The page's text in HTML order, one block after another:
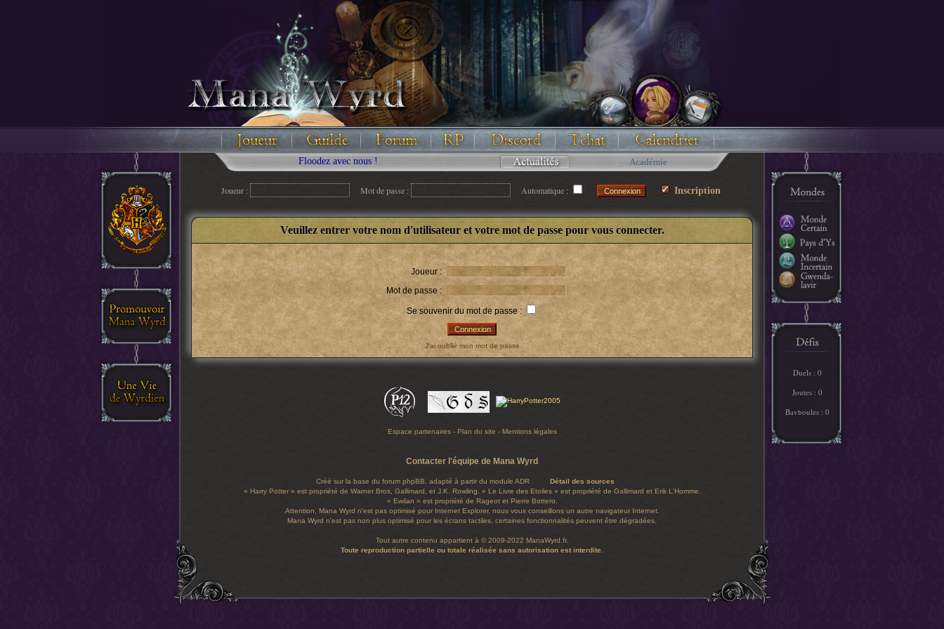
Duels : 0
Joutes : 0
Bavboules : 0
Floodez avec nous ! Académie
Joueur : Mot de passe : Automatique : Inscription
Veuillez entrer votre nom d'utilisateur et votre mot de passe pour vous connecter.
Joueur :
Mot de passe :
Se souvenir du mot de passe :
J'ai oublié mon mot de passe
Espace partenaires- Plan du site - Mentions légales
Contacter l'équipe de Mana Wyrd
Créé sur la base du forum phpBB , adapté à partir du module ADR
Détail des sources
« Harry Potter » est propriété de Warner Bros, Gallimard, et J.K. Rowling. « Le Livre des Etoiles » est propriété de Gallimard et Erik L'Homme.
« Ewilan » est propriété de Rageot et Pierre Bottero.
Attention, Mana Wyrd n'est pas optimisé pour Internet Explorer, nous vous conseillons un autre navigateur Internet.
Mana Wyrd n'est pas non plus optimisé pour les écrans tactiles, certaines fonctionnalités peuvent être dégradées.
Tout autre contenu appartient à © 2009-2022 ManaWyrd.fr.
Toute reproduction partielle ou totale réalisée sans autorisation est interdite.